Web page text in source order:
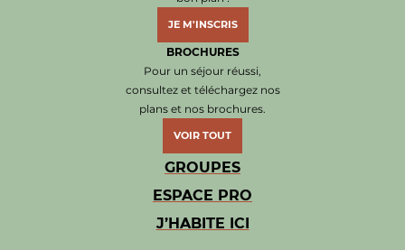
JE M'INSCRIS
BROCHURES
Pour un séjour réussi,
consultez et téléchargez nos
plans et nos brochures.
VOIR TOUT
GROUPES
ESPACE PRO
J’HABITE ICI